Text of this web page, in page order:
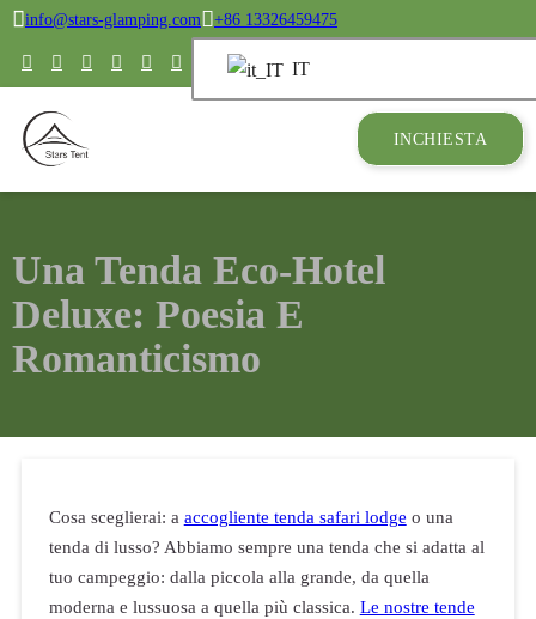
info@stars-glamping.com +86 13326459475
IT
INCHIESTA
Una Tenda Eco-Hotel
Deluxe: Poesia E
Romanticismo
Cosa sceglierai: a accogliente tenda safari lodge o una
tenda di lusso? Abbiamo sempre una tenda che si adatta al
tuo campeggio: dalla piccola alla grande, da quella
moderna e lussuosa a quella più classica. Le nostre tende